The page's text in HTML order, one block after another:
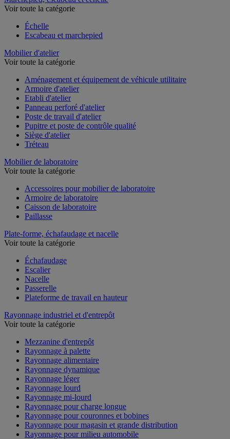
Voir toute la catégorie
Échelle
Escabeau et marchepied
Mobilier d'atelier
Voir toute la catégorie
Aménagement et équipement de véhicule utilitaire
Armoire d'atelier
Etabli d'atelier
Panneau perforé d'atelier
Poste de travail d'atelier
Pupitre et poste de contrôle qualité
Siège d'atelier
Tréteau
Mobilier de laboratoire
Voir toute la catégorie
Accessoires pour mobilier de laboratoire
Armoire de laboratoire
Caisson de laboratoire
Paillasse
Plate-forme, échafaudage et nacelle
Voir toute la catégorie
Échafaudage
Escalier
Nacelle
Passerelle
Plateforme de travail en hauteur
Rayonnage industriel et d'entrepôt
Voir toute la catégorie
Mezzanine d'entrepôt
Rayonnage à palette
Rayonnage alimentaire
Rayonnage dynamique
Rayonnage léger
Rayonnage lourd
Rayonnage mi-lourd
Rayonnage pour charge longue
Rayonnage pour couronnes et bobines
Rayonnage pour magasin et grande distribution
Rayonnage pour milieu automobile